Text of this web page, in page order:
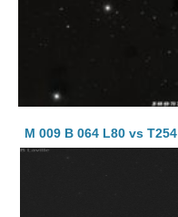
M 009 B 064 L80 vs T254